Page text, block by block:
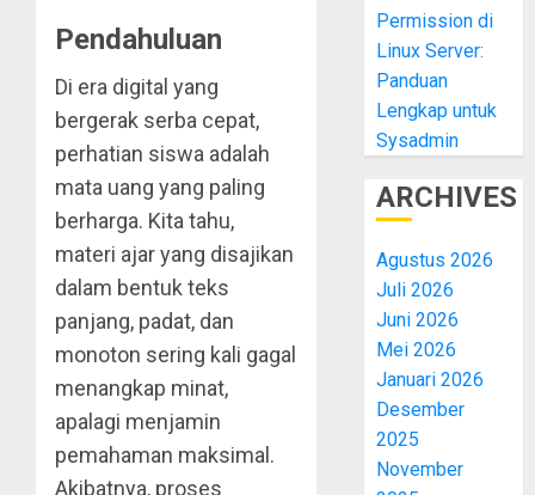
Pendahuluan
Di era digital yang
bergerak serba cepat,
perhatian siswa adalah
mata uang yang paling
berharga. Kita tahu,
materi ajar yang disajikan
dalam bentuk teks
panjang, padat, dan
monoton sering kali gagal
menangkap minat,
apalagi menjamin
pemahaman maksimal.
Akibatnya, proses
Permission di
Linux Server:
Panduan
Lengkap untuk
Sysadmin
ARCHIVES
Agustus 2026
Juli 2026
Juni 2026
Mei 2026
Januari 2026
Desember
2025
November